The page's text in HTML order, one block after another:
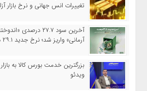
تغییرات انس جهانی و نرخ بازار
آخرین سود ۲۷.۷ درصدی
آرمانی» واریز شد؛ نرخ جدید ۲۹.۱ درصد
بزرگترین خدمت بورس کالا به
ویدئو